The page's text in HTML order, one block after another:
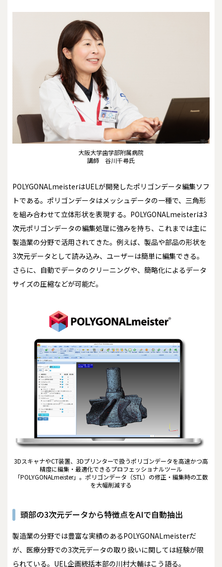
大阪大学歯学部附属病院
講師 谷川千尋氏
POLYGONALmeisterはUELが開発したポリゴンデータ編集ソフ
トである。ポリゴンデータはメッシュデータの一種で、三角形
を組み合わせて立体形状を表現する。POLYGONALmeisterは3
次元ポリゴンデータの編集処理に強みを持ち、これまでは主に
製造業の分野で活用されてきた。例えば、製品や部品の形状を
3次元データとして読み込み、ユーザーは簡単に編集できる。
さらに、自動でデータのクリーニングや、簡略化によるデータ
サイズの圧縮などが可能だ。
3DスキャナやCT装置、3Dプリンターで扱うポリゴンデータを高速かつ高
精度に編集・最適化できるプロフェッショナルツール
「POLYGONALmeister」。ポリゴンデータ（STL）の修正・編集時の工数
を大幅削減する
頭部の3次元データから特徴点をAIで自動抽出
製造業の分野では豊富な実績のあるPOLYGONALmeisterだ
が、医療分野での3次元データの取り扱いに関しては経験が限
られている。UEL企画統括本部の川村大輔はこう語る。